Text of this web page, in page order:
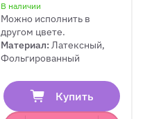
В наличии
Можно исполнить в
другом цвете.
Материал:Латексный,
Фольгированный
Купить